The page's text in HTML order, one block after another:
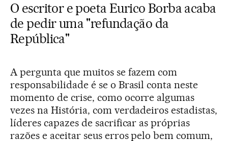
O escritor e poeta Eurico Borba acaba
de pedir uma "refundação da
República"
A pergunta que muitos se fazem com
responsabilidade é se o Brasil conta neste
momento de crise, como ocorre algumas
vezes na História, com verdadeiros estadistas,
líderes capazes de sacrificar as próprias
razões e aceitar seus erros pelo bem comum,